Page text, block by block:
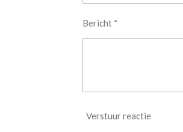
Bericht *
Verstuur reactie